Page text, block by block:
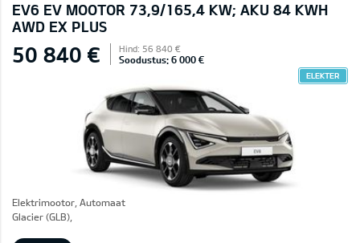
EV6 EV MOOTOR 73,9/165,4 KW; AKU 84 KWH
AWD EX PLUS
50 840 € Hind: 56 840 €
Soodustus: 6 000 €
ELEKTER
Elektrimootor, Automaat
Glacier (GLB),